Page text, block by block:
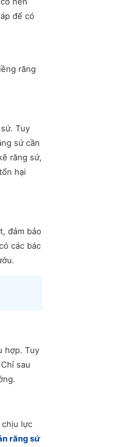
để có
răng
Tuy
sứ cần
răng sứ,
hại
đảm bảo
các bác
hợp. Tuy
Chỉ sau
chịu lực
răng sứ